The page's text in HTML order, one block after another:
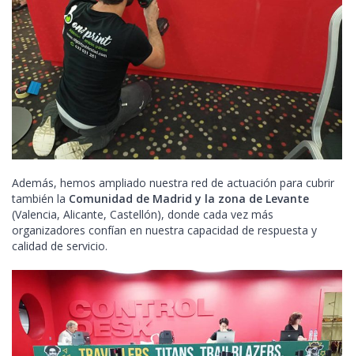
Además, hemos ampliado nuestra red de actuación para cubrir
también la Comunidad de Madrid y la zona de Levante
(Valencia, Alicante, Castellón), donde cada vez más
organizadores confían en nuestra capacidad de respuesta y
calidad de servicio.